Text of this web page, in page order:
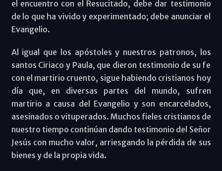
el encuentro con el Resucitado, debe dar testimonio
de lo que ha vivido y experimentado; debe anunciar el
Evangelio.
Al igual que los apóstoles y nuestros patronos, los
santos Ciriaco y Paula, que dieron testimonio de su fe
con el martirio cruento, sigue habiendo cristianos hoy
día que, en diversas partes del mundo, sufren
martirio a causa del Evangelio y son encarcelados,
asesinados o vituperados. Muchos fieles cristianos de
nuestro tiempo continúan dando testimonio del Señor
Jesús con mucho valor, arriesgando la pérdida de sus
bienes y de la propia vida.